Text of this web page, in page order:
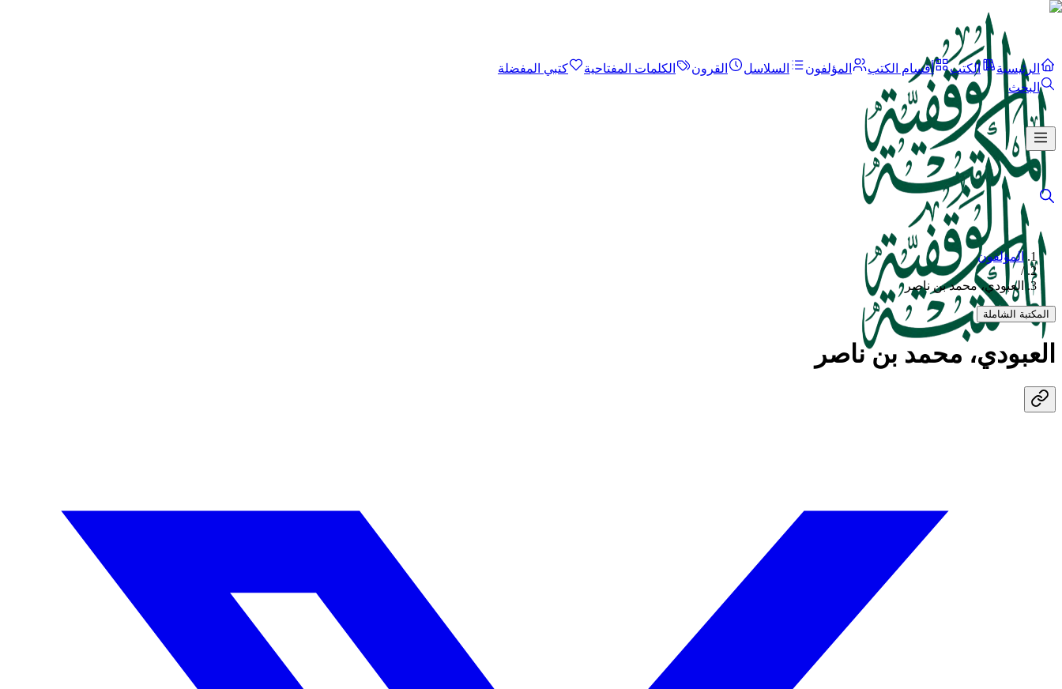
الرئيسية الكتب أقسام الكتب المؤلفون السلاسل القرون الكلمات المفتاحية
كتبي المفضلة
البحث
المؤلفون
/
العبودي، محمد بن ناصر
المكتبة الشاملة
العبودي، محمد بن ناصر